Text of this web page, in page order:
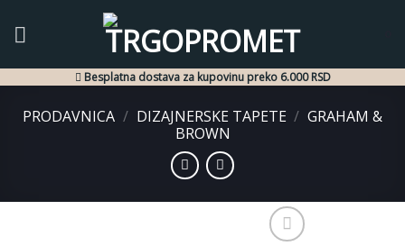
Besplatna dostava za kupovinu preko 6.000 RSD
PRODAVNICA / DIZAJNERSKE TAPETE / GRAHAM &
BROWN